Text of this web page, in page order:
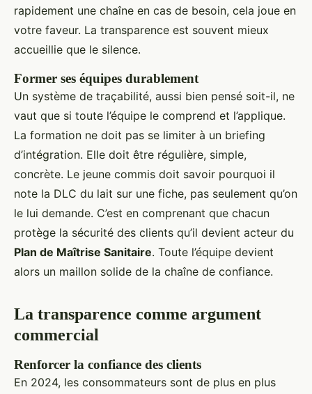
rapidement une chaîne en cas de besoin, cela joue en
votre faveur. La transparence est souvent mieux
accueillie que le silence.
Former ses équipes durablement
Un système de traçabilité, aussi bien pensé soit-il, ne
vaut que si toute l’équipe le comprend et l’applique.
La formation ne doit pas se limiter à un briefing
d’intégration. Elle doit être régulière, simple,
concrète. Le jeune commis doit savoir pourquoi il
note la DLC du lait sur une fiche, pas seulement qu’on
le lui demande. C’est en comprenant que chacun
protège la sécurité des clients qu’il devient acteur du
Plan de Maîtrise Sanitaire. Toute l’équipe devient
alors un maillon solide de la chaîne de confiance.
La transparence comme argument
commercial
Renforcer la confiance des clients
En 2024, les consommateurs sont de plus en plus